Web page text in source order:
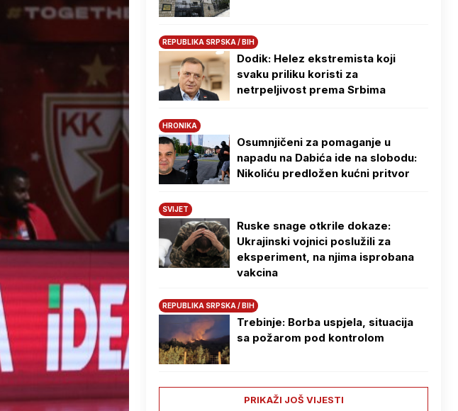
REPUBLIKA SRPSKA / BIH
Dodik: Helez ekstremista koji
svaku priliku koristi za
netrpeljivost prema Srbima
HRONIKA
Osumnjičeni za pomaganje u
napadu na Dabića ide na slobodu:
Nikoliću predložen kućni pritvor
SVIJET
Ruske snage otkrile dokaze:
Ukrajinski vojnici poslužili za
eksperiment, na njima isprobana
vakcina
REPUBLIKA SRPSKA / BIH
Trebinje: Borba uspjela, situacija
sa požarom pod kontrolom
PRIKAŽI JOŠ VIJESTI